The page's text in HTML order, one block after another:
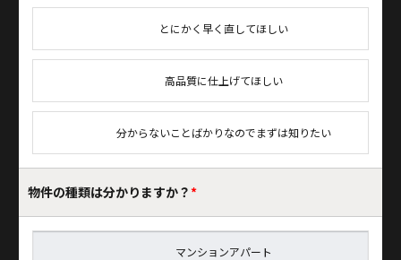
とにかく早く直してほしい
高品質に仕上げてほしい
分からないことばかりなのでまずは知りたい
物件の種類は分かりますか？*
マンションアパート